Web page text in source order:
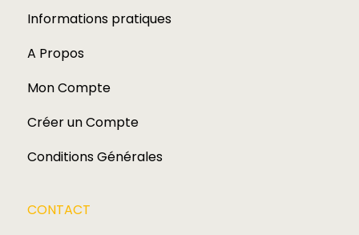
Informations pratiques
A Propos
Mon Compte
Créer un Compte
Conditions Générales
CONTACT